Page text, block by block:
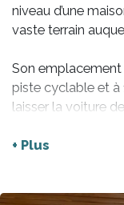
niveau d’une
vaste terrain
Son
piste cyclable et
laisser la voiture
Seulement 200
Idéal pour des
+ Plus